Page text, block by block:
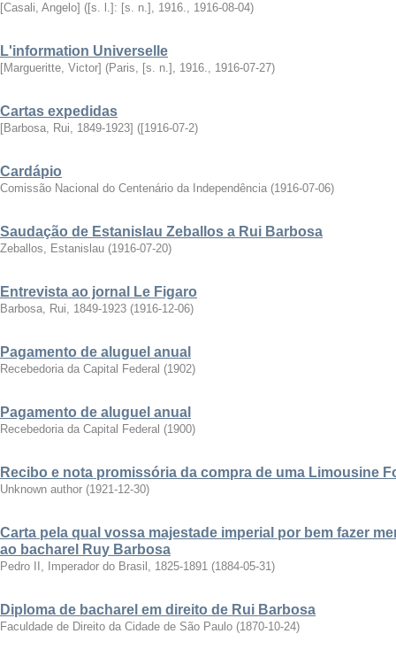
[Casali, Angelo] ([s. l.]: [s. n.], 1916., 1916-08-04)
L'information Universelle
[Margueritte, Victor] (Paris, [s. n.], 1916., 1916-07-27)
Cartas expedidas
[Barbosa, Rui, 1849-1923] ([1916-07-2)
Cardápio
Comissão Nacional do Centenário da Independência (1916-07-06)
Saudação de Estanislau Zeballos a Rui Barbosa
Zeballos, Estanislau (1916-07-20)
Entrevista ao jornal Le Figaro
Barbosa, Rui, 1849-1923 (1916-12-06)
Pagamento de aluguel anual
Recebedoria da Capital Federal (1902)
Pagamento de aluguel anual
Recebedoria da Capital Federal (1900)
Recibo e nota promissória da compra de uma Limousine
Unknown author (1921-12-30)
Carta pela qual vossa majestade imperial por bem fazer
ao bacharel Ruy Barbosa
Pedro II, Imperador do Brasil, 1825-1891 (1884-05-31)
Diploma de bacharel em direito de Rui Barbosa
Faculdade de Direito da Cidade de São Paulo (1870-10-24)